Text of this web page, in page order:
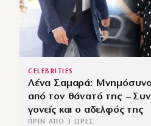
CELEBRITIES
Λένα Σαμαρά: Μνημόσυνο
από τον θάνατό της –
γονείς και ο αδελφός της
ΠΡΙΝ ΑΠΌ 3 ΏΡΕΣ